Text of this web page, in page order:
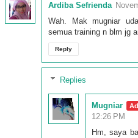
Ardiba Sefrienda
Wah. Mak mugniar
semua training n blm jg
Reply
Replies
Mugniar
12:26 PM
Hm, saya